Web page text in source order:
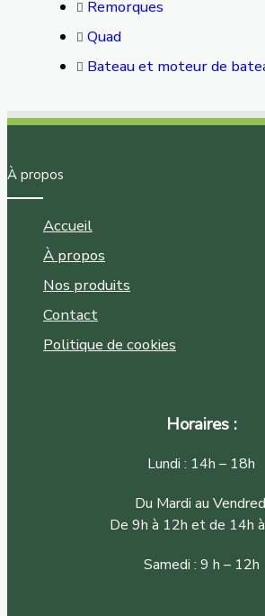
Remorques
Quad
Bateau et moteur de
À propos
Accueil
À propos
Nos produits
Contact
Politique de cookies
Horaires :
Lundi : 14h – 18h
Du Mardi au
De 9h à 12h et de 14h
Samedi : 9 h – 12h